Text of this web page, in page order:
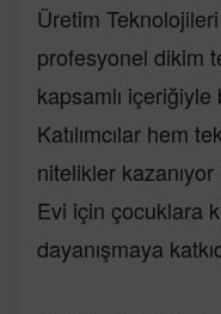
Üretim
profesyonel dikim
kapsamlı
Katılımcılar hem
nitelikler
Evi için çocuklara
dayanışmaya